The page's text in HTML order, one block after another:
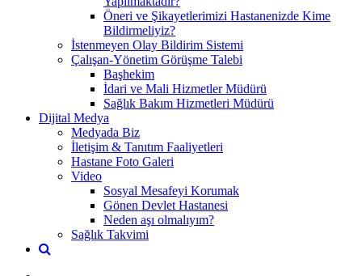
Öneri ve Şikayetlerimizi Hastanenizde Kime
Bildirmeliyiz?
İstenmeyen Olay Bildirim Sistemi
Çalışan-Yönetim Görüşme Talebi
Başhekim
İdari ve Mali Hizmetler Müdürü
Sağlık Bakım Hizmetleri Müdürü
Dijital Medya
Medyada Biz
İletişim & Tanıtım Faaliyetleri
Hastane Foto Galeri
Video
Sosyal Mesafeyi Korumak
Gönen Devlet Hastanesi
Neden aşı olmalıyım?
Sağlık Takvimi